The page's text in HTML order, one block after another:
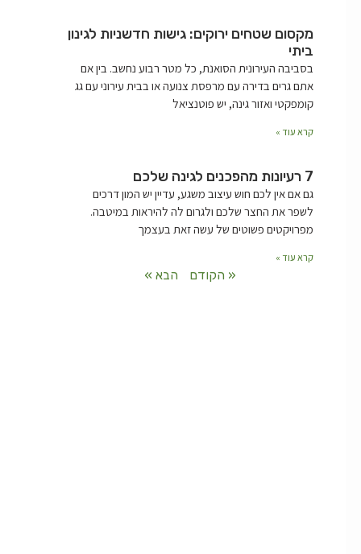
מקסום שטחים ירוקים: גישות חדשניות לגינון
ביתי
בסביבה העירונית הסואנת, כל מטר רבוע נחשב. בין אם
אתם גרים בדירה עם מרפסת צנועה או בבית עירוני עם גג
קומפקטי ואזור גינה, יש פוטנציאל
קרא עוד »
7 רעיונות מהפכנים לגינה שלכם
גם אם אין לכם חוש עיצוב משגע, עדיין יש המון דרכים
לשפר את החצר שלכם ולגרום לה להיראות במיטבה.
מפרויקטים פשוטים של עשה זאת בעצמך
קרא עוד »
« הקודם הבא »